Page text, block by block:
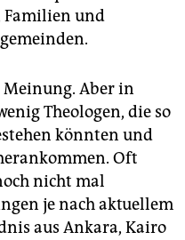
Familien und
Aber in
Theologen, die so
könnten und
Oft
nicht mal
je nach aktuellem
aus Ankara, Kairo